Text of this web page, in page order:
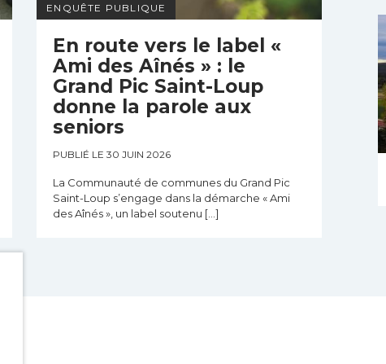
ENQUÊTE PUBLIQUE
En route vers le label «
Ami des Aînés » : le
Grand Pic Saint-Loup
donne la parole aux
seniors
PUBLIÉ LE 30 JUIN 2026
La Communauté de communes du Grand Pic
Saint-Loup s’engage dans la démarche « Ami
des Aînés », un label soutenu […]